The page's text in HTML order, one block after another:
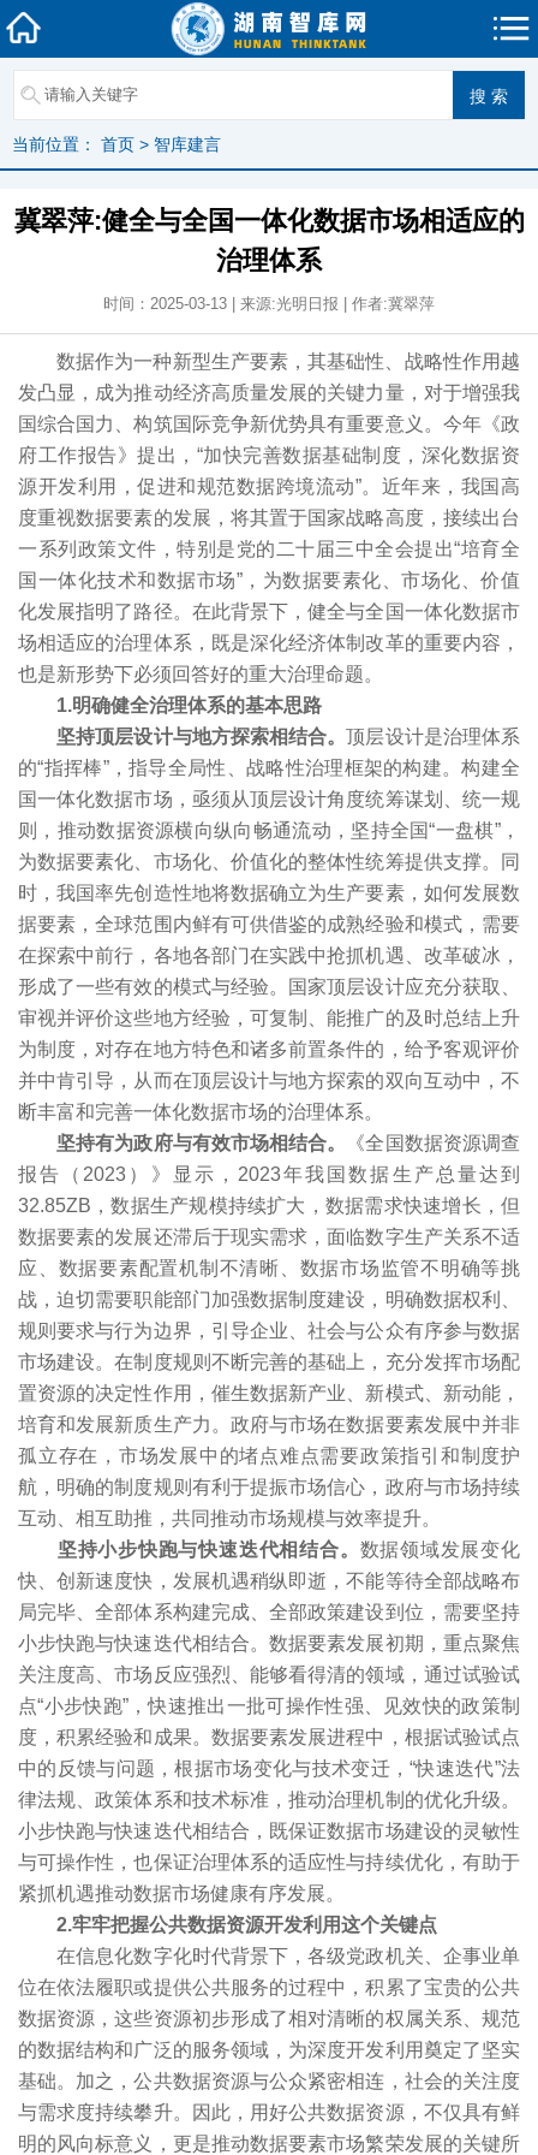
当前位置： 首页 > 智库建言
冀翠萍:健全与全国一体化数据市场相适应的
治理体系
时间：2025-03-13 | 来源:光明日报 | 作者:冀翠萍
数据作为一种新型生产要素，其基础性、战略性作用越
发凸显，成为推动经济高质量发展的关键力量，对于增强我
国综合国力、构筑国际竞争新优势具有重要意义。今年《政
府工作报告》提出，“加快完善数据基础制度，深化数据资
源开发利用，促进和规范数据跨境流动”。近年来，我国高
度重视数据要素的发展，将其置于国家战略高度，接续出台
一系列政策文件，特别是党的二十届三中全会提出“培育全
国一体化技术和数据市场”，为数据要素化、市场化、价值
化发展指明了路径。在此背景下，健全与全国一体化数据市
场相适应的治理体系，既是深化经济体制改革的重要内容，
也是新形势下必须回答好的重大治理命题。
1.明确健全治理体系的基本思路
坚持顶层设计与地方探索相结合。顶层设计是治理体系
的“指挥棒”，指导全局性、战略性治理框架的构建。构建全
国一体化数据市场，亟须从顶层设计角度统筹谋划、统一规
则，推动数据资源横向纵向畅通流动，坚持全国“一盘棋”，
为数据要素化、市场化、价值化的整体性统筹提供支撑。同
时，我国率先创造性地将数据确立为生产要素，如何发展数
据要素，全球范围内鲜有可供借鉴的成熟经验和模式，需要
在探索中前行，各地各部门在实践中抢抓机遇、改革破冰，
形成了一些有效的模式与经验。国家顶层设计应充分获取、
审视并评价这些地方经验，可复制、能推广的及时总结上升
为制度，对存在地方特色和诸多前置条件的，给予客观评价
并中肯引导，从而在顶层设计与地方探索的双向互动中，不
断丰富和完善一体化数据市场的治理体系。
坚持有为政府与有效市场相结合。
《全国数据资源调查
报告（2023）》显示，2023年我国数据生产总量达到
32.85ZB，数据生产规模持续扩大，数据需求快速增长，但
数据要素的发展还滞后于现实需求，面临数字生产关系不适
应、数据要素配置机制不清晰、数据市场监管不明确等挑
战，迫切需要职能部门加强数据制度建设，明确数据权利、
规则要求与行为边界，引导企业、社会与公众有序参与数据
市场建设。在制度规则不断完善的基础上，充分发挥市场配
置资源的决定性作用，催生数据新产业、新模式、新动能，
培育和发展新质生产力。政府与市场在数据要素发展中并非
孤立存在，市场发展中的堵点难点需要政策指引和制度护
航，明确的制度规则有利于提振市场信心，政府与市场持续
互动、相互助推，共同推动市场规模与效率提升。
坚持小步快跑与快速迭代相结合。 数据领域发展变化
快、创新速度快，发展机遇稍纵即逝，不能等待全部战略布
局完毕、全部体系构建完成、全部政策建设到位，需要坚持
小步快跑与快速迭代相结合。数据要素发展初期，重点聚焦
关注度高、市场反应强烈、能够看得清的领域，通过试验试
点“小步快跑”，快速推出一批可操作性强、见效快的政策制
度，积累经验和成果。数据要素发展进程中，根据试验试点
中的反馈与问题，根据市场变化与技术变迁，“快速迭代”法
律法规、政策体系和技术标准，推动治理机制的优化升级。
小步快跑与快速迭代相结合，既保证数据市场建设的灵敏性
与可操作性，也保证治理体系的适应性与持续优化，有助于
紧抓机遇推动数据市场健康有序发展。
2.牢牢把握公共数据资源开发利用这个关键点
在信息化数字化时代背景下，各级党政机关、企事业单
位在依法履职或提供公共服务的过程中，积累了宝贵的公共
数据资源，这些资源初步形成了相对清晰的权属关系、规范
的数据结构和广泛的服务领域，为深度开发利用奠定了坚实
基础。加之，公共数据资源与公众紧密相连，社会的关注度
与需求度持续攀升。因此，用好公共数据资源，不仅具有鲜
明的风向标意义，更是推动数据要素市场繁荣发展的关键所